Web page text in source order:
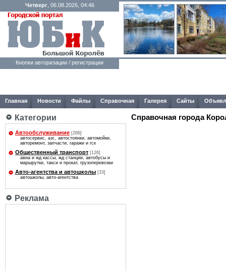
Четверг, 06.08.2026, 04:46
Кнопки авторизации / регистрации
Главная Новости Файлы Справочная Галерея Сайты
Категории
Автообслуживание [286]
автосервис, азс, автостоянки, автомойки,
авторемонт, запчасти, гаражи и гск
Общественный транспорт [126]
авиа и жд кассы, жд станции, автобусы и
маршрутки, такси и прокат, грузоперевозки
Авто-агентcтва и автошколы [33]
автошколы, авто-агентcтва
Реклама
Справочная города